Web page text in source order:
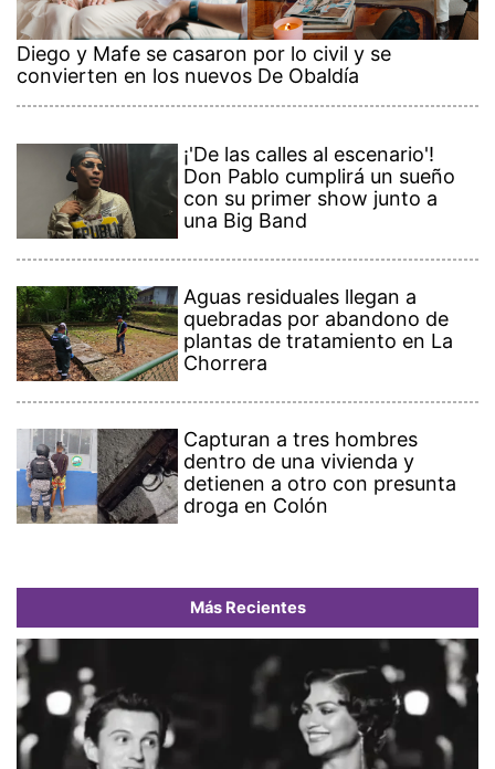
Diego y Mafe se casaron por lo civil y se
convierten en los nuevos De Obaldía
¡'De las calles al escenario'!
Don Pablo cumplirá un sueño
con su primer show junto a
una Big Band
Aguas residuales llegan a
quebradas por abandono de
plantas de tratamiento en La
Chorrera
Capturan a tres hombres
dentro de una vivienda y
detienen a otro con presunta
droga en Colón
Más Recientes